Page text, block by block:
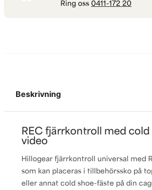
Ring oss 0411-172 20
Beskrivning
REC fjärrkontroll med cold
video
Hillogear fjärrkontroll universal med
som kan placeras i tillbehörssko på
eller annat cold shoe-fäste på din